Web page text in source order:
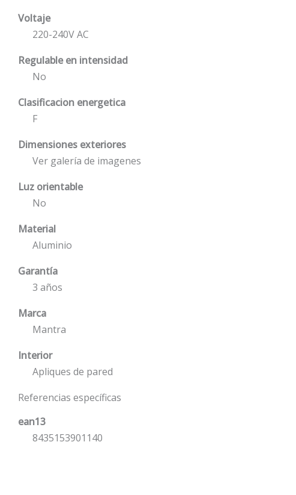
Voltaje
220-240V AC
Regulable en intensidad
No
Clasificacion energetica
F
Dimensiones exteriores
Ver galería de imagenes
Luz orientable
No
Material
Aluminio
Garantía
3 años
Marca
Mantra
Interior
Apliques de pared
Referencias específicas
ean13
8435153901140